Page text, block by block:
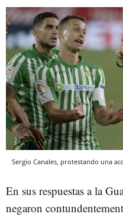
Sergio Canales, protestando una
En sus respuestas a la
negaron